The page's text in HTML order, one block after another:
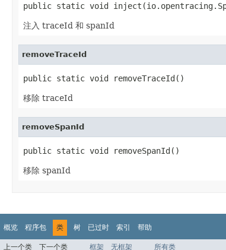
public static void
注入 traceId 和 spanId
removeTraceId
public static void removeTraceId()
移除 traceId
removeSpanId
public static void removeSpanId()
移除 spanId
概览 程序包 类 树 已过时 索引 帮助
上一个类 下一个类 框架 无框架 所有类